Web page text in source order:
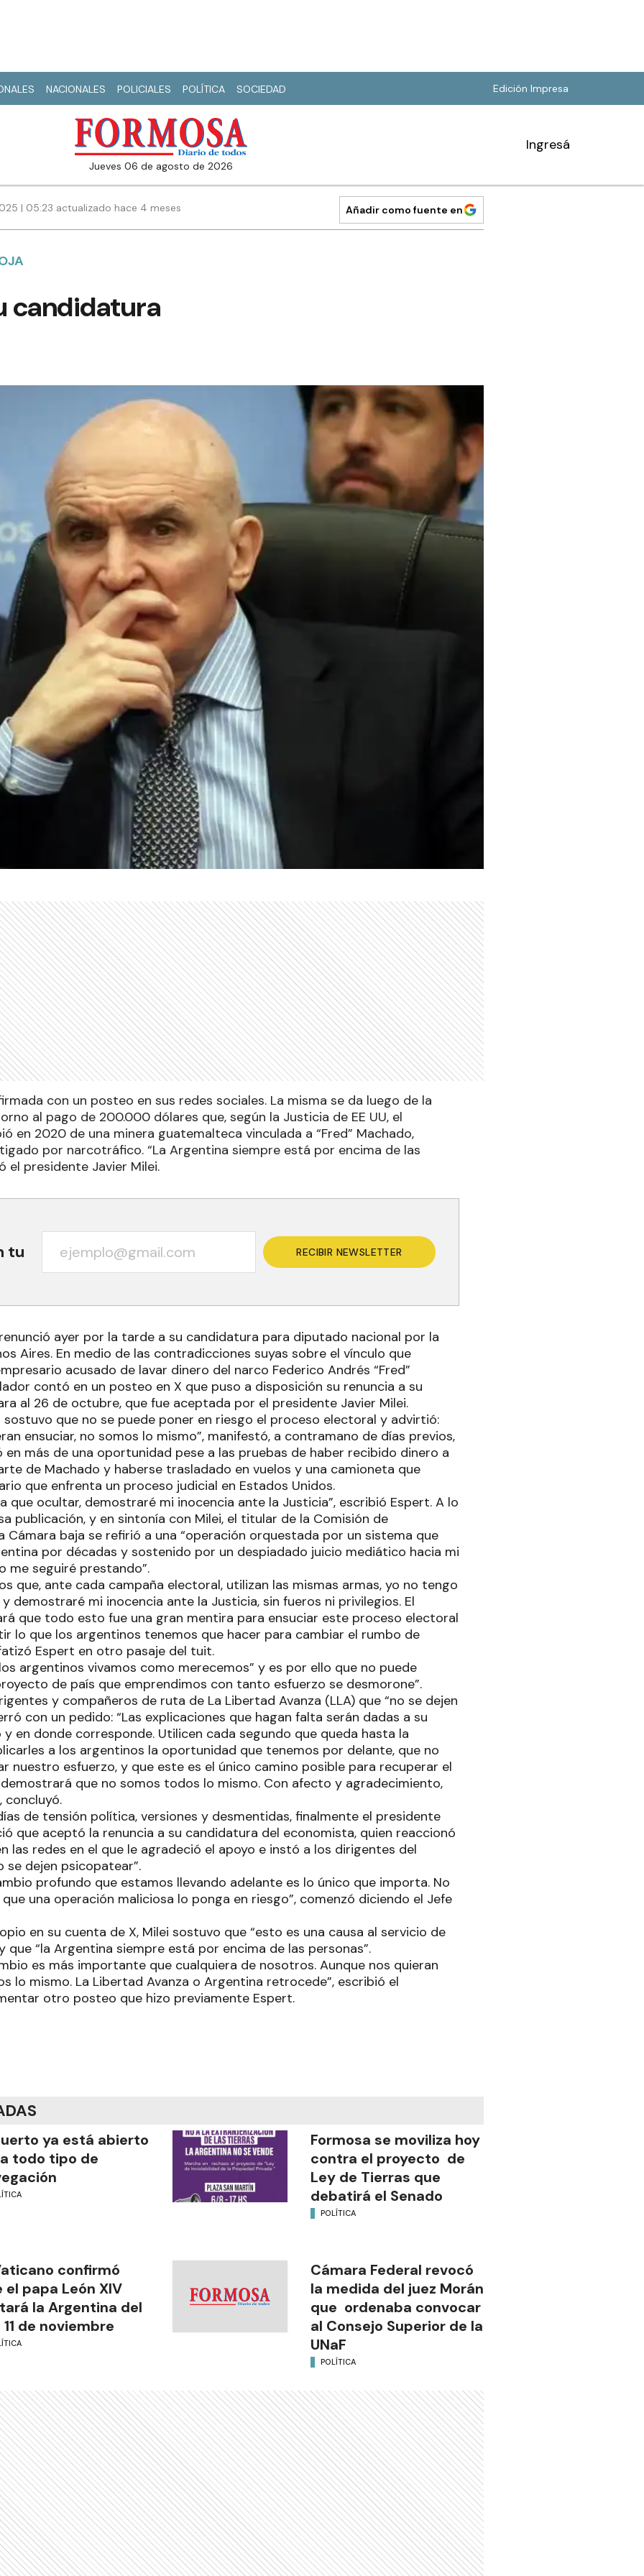
NACIONALES POLICIALES POLÍTICA SOCIEDAD Edición Impresa
jueves 06 de agosto de 2026
Ingresá
| 05:23 actualizado hace 4 meses Añadir como fuente en
candidatura
con un posteo en sus redes sociales. La misma se da luego de la
al pago de 200.000 dólares que, según la Justicia de EE UU, el
en 2020 de una minera guatemalteca vinculada a “Fred” Machado,
por narcotráfico. “La Argentina siempre está por encima de las
el presidente Javier Milei.
tu RECIBIR NEWSLETTER
ayer por la tarde a su candidatura para diputado nacional por la
Aires. En medio de las contradicciones suyas sobre el vínculo que
acusado de lavar dinero del narco Federico Andrés “Fred”
contó en un posteo en X que puso a disposición su renuncia a su
al 26 de octubre, que fue aceptada por el presidente Javier Milei.
sostuvo que no se puede poner en riesgo el proceso electoral y advirtió:
ensuciar, no somos lo mismo”, manifestó, a contramano de días previos,
más de una oportunidad pese a las pruebas de haber recibido dinero a
de Machado y haberse trasladado en vuelos y una camioneta que
que enfrenta un proceso judicial en Estados Unidos.
que ocultar, demostraré mi inocencia ante la Justicia”, escribió Espert. A lo
publicación, y en sintonía con Milei, el titular de la Comisión de
Cámara baja se refirió a una “operación orquestada por un sistema que
por décadas y sostenido por un despiadado juicio mediático hacia mi
me seguiré prestando”.
que, ante cada campaña electoral, utilizan las mismas armas, yo no tengo
demostraré mi inocencia ante la Justicia, sin fueros ni privilegios. El
que todo esto fue una gran mentira para ensuciar este proceso electoral
lo que los argentinos tenemos que hacer para cambiar el rumbo de
Espert en otro pasaje del tuit.
argentinos vivamos como merecemos” y es por ello que no puede
de país que emprendimos con tanto esfuerzo se desmorone”.
y compañeros de ruta de La Libertad Avanza (LLA) que “no se dejen
con un pedido: “Las explicaciones que hagan falta serán dadas a su
en donde corresponde. Utilicen cada segundo que queda hasta la
a los argentinos la oportunidad que tenemos por delante, que no
nuestro esfuerzo, y que este es el único camino posible para recuperar el
que no somos todos lo mismo. Con afecto y agradecimiento,
concluyó.
de tensión política, versiones y desmentidas, finalmente el presidente
que aceptó la renuncia a su candidatura del economista, quien reaccionó
las redes en el que le agradeció el apoyo e instó a los dirigentes del
se dejen psicopatear”.
profundo que estamos llevando adelante es lo único que importa. No
una operación maliciosa lo ponga en riesgo”, comenzó diciendo el Jefe
en su cuenta de X, Milei sostuvo que “esto es una causa al servicio de
que “la Argentina siempre está por encima de las personas”.
es más importante que cualquiera de nosotros. Aunque nos quieran
lo mismo. La Libertad Avanza o Argentina retrocede”, escribió el
otro posteo que hizo previamente Espert.
ya está abierto
todo tipo de
Formosa se moviliza hoy
contra el proyecto de
Ley de Tierras que
debatirá el Senado
POLÍTICA
confirmó
el papa León XIV
la Argentina del
11 de noviembre
Cámara Federal revocó
la medida del juez Morán
que ordenaba convocar
al Consejo Superior de la
UNaF
POLÍTICA